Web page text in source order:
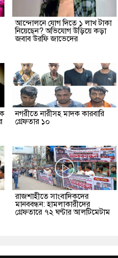
আন্দোলনে যোগ দিতে ১ লাখ টাকা
নিয়েছেন? অভিযোগ উড়িয়ে কড়া
জবাব উরফি জাভেদের
নগরীতে নারীসহ মাদক কারবারি
গ্রেফতার ১০
রাজশাহীতে সাংবাদিকদের
মানববন্ধন: হামলাকারীদের
গ্রেফতারে ৭২ ঘণ্টার আলটিমেটাম